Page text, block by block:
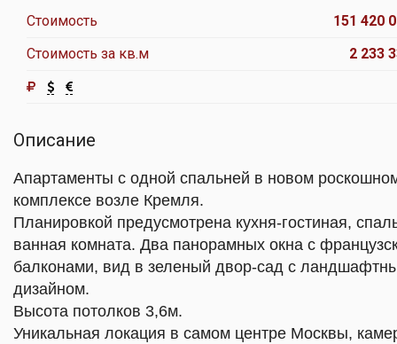
Стоимость
151 420
Стоимость за кв.м
2 233
Описание
Апартаменты с одной спальней в новом
комплексе возле Кремля.
Планировкой предусмотрена кухня-гостиная,
ванная комната. Два панорамных окна с
балконами, вид в зеленый двор-сад с
дизайном.
Высота потолков 3,6м.
Уникальная локация в самом центре Москвы,